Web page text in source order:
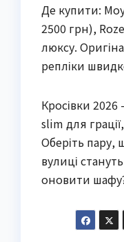
Де купити:
2500 грн),
люксу.
репліки
Кросівки
slim для
Оберіть пару,
вулиці
оновити